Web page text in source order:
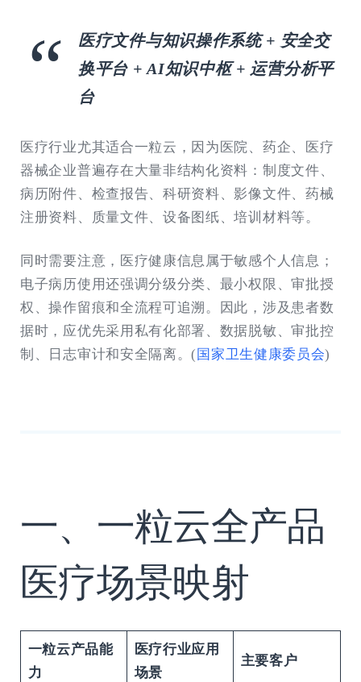
医疗文件与知识操作系统 + 安全交
换平台 + AI知识中枢 + 运营分析平
台
医疗行业尤其适合一粒云，因为医院、药企、医疗
器械企业普遍存在大量非结构化资料：制度文件、
病历附件、检查报告、科研资料、影像文件、药械
注册资料、质量文件、设备图纸、培训材料等。
同时需要注意，医疗健康信息属于敏感个人信息；
电子病历使用还强调分级分类、最小权限、审批授
权、操作留痕和全流程可追溯。因此，涉及患者数
据时，应优先采用私有化部署、数据脱敏、审批控
制、日志审计和安全隔离。( 国家卫生健康委员会)
一、一粒云全产品
医疗场景映射
一粒云产品能
力
医疗行业应用
场景
主要客户